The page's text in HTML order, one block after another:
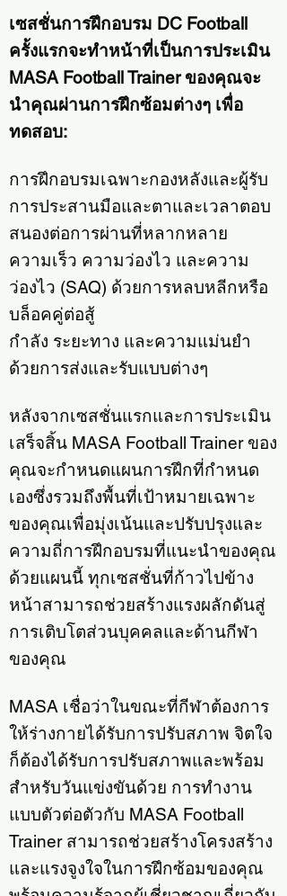
เซสชั่นการฝึกอบรม DC Football
ครั้งแรกจะทำหน้าที่เป็นการประเมิน
MASA Football Trainer ของคุณจะ
นำคุณผ่านการฝึกซ้อมต่างๆ เพื่อ
ทดสอบ:
การฝึกอบรมเฉพาะกองหลังและผู้รับ
การประสานมือและตาและเวลาตอบ
สนองต่อการผ่านที่หลากหลาย
ความเร็ว ความว่องไว และความ
ว่องไว (SAQ) ด้วยการหลบหลีกหรือ
บล็อคคู่ต่อสู้
กำลัง ระยะทาง และความแม่นยำ
ด้วยการส่งและรับแบบต่างๆ
หลังจากเซสชั่นแรกและการประเมิน
เสร็จสิ้น MASA Football Trainer ของ
คุณจะกำหนดแผนการฝึกที่กำหนด
เองซึ่งรวมถึงพื้นที่เป้าหมายเฉพาะ
ของคุณเพื่อมุ่งเน้นและปรับปรุงและ
ความถี่การฝึกอบรมที่แนะนำของคุณ
ด้วยแผนนี้ ทุกเซสชั่นที่ก้าวไปข้าง
หน้าสามารถช่วยสร้างแรงผลักดันสู่
การเติบโตส่วนบุคคลและด้านกีฬา
ของคุณ
MASA เชื่อว่าในขณะที่กีฬาต้องการ
ให้ร่างกายได้รับการปรับสภาพ จิตใจ
ก็ต้องได้รับการปรับสภาพและพร้อม
สำหรับวันแข่งขันด้วย การทำงาน
แบบตัวต่อตัวกับ MASA Football
Trainer สามารถช่วยสร้างโครงสร้าง
และแรงจูงใจในการฝึกซ้อมของคุณ